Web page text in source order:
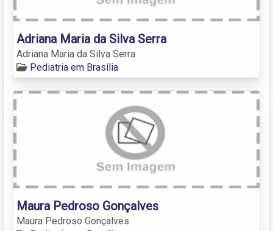
Adriana Maria da Silva Serra
Adriana Maria da Silva Serra
Pediatria em Brasília
Maura Pedroso Gonçalves
Maura Pedroso Gonçalves